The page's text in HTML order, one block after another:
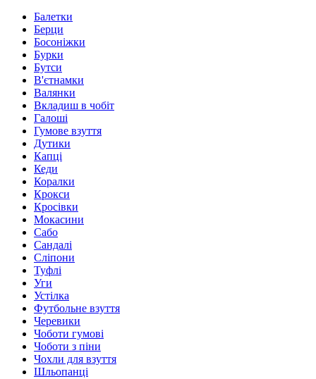
Балетки
Берци
Босоніжки
Бурки
Бутси
В'єтнамки
Валянки
Вкладиш в чобіт
Галоші
Гумове взуття
Дутики
Капці
Кеди
Коралки
Крокси
Кросівки
Мокасини
Сабо
Сандалі
Сліпони
Туфлі
Уги
Устілка
Футбольне взуття
Черевики
Чоботи гумові
Чоботи з піни
Чохли для взуття
Шльопанці